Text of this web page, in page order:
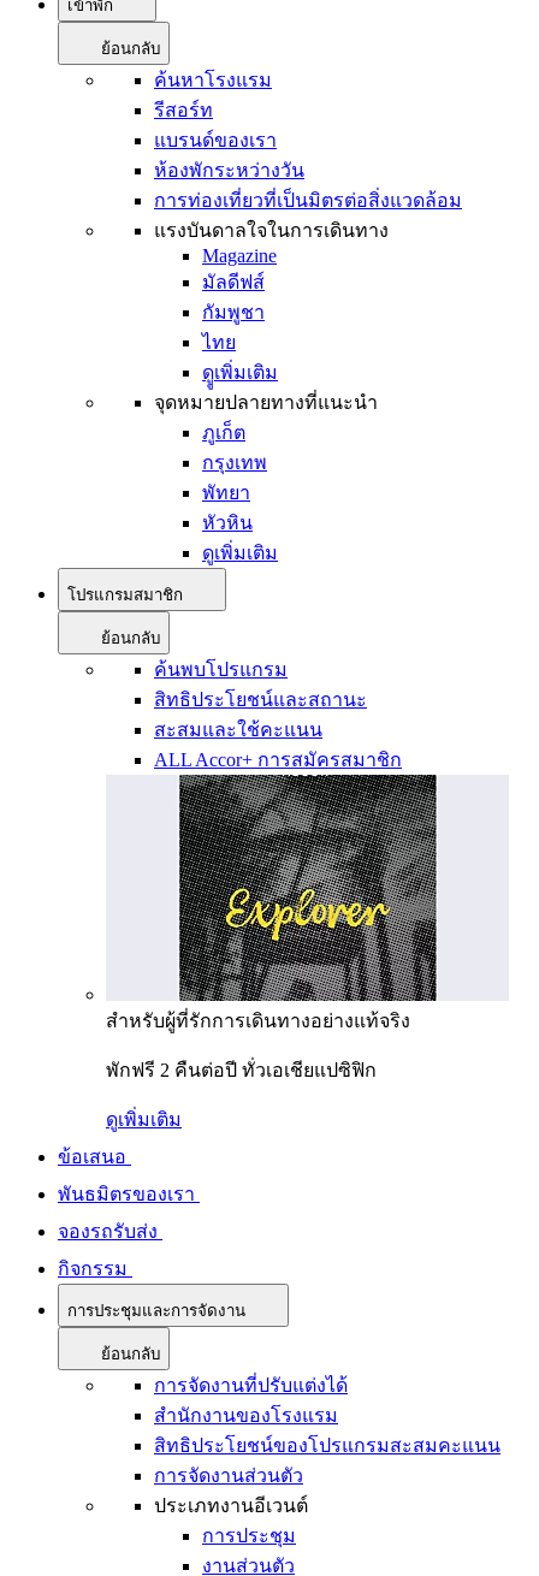
เข้าพัก
ย้อนกลับ
ค้นหาโรงแรม
รีสอร์ท
แบรนด์ของเรา
ห้องพักระหว่างวัน
การท่องเที่ยวที่เป็นมิตรต่อสิ่งแวดล้อม
แรงบันดาลใจในการเดินทาง
Magazine
มัลดีฟส์
กัมพูชา
ไทย
ดููเพิ่มเติม
จุดหมายปลายทางที่แนะนำ
ภูเก็ต
กรุงเทพ
พัทยา
หัวหิน
ดูเพิ่มเติม
โปรแกรมสมาชิก
ย้อนกลับ
ค้นพบโปรแกรม
สิทธิประโยชน์และสถานะ
สะสมและใช้คะแนน
ALL Accor+ การสมัครสมาชิก
สำหรับผู้ที่รักการเดินทางอย่างแท้จริง
พักฟรี 2 คืนต่อปี ทั่วเอเชียแปซิฟิก
ดูเพิ่มเติม
ข้อเสนอ
พันธมิตรของเรา
จองรถรับส่ง
กิจกรรม
การประชุมและการจัดงาน
ย้อนกลับ
การจัดงานที่ปรับแต่งได้
สำนักงานของโรงแรม
สิทธิประโยชน์ของโปรแกรมสะสมคะแนน
การจัดงานส่วนตัว
ประเภทงานอีเวนต์
การประชุม
งานส่วนตัว